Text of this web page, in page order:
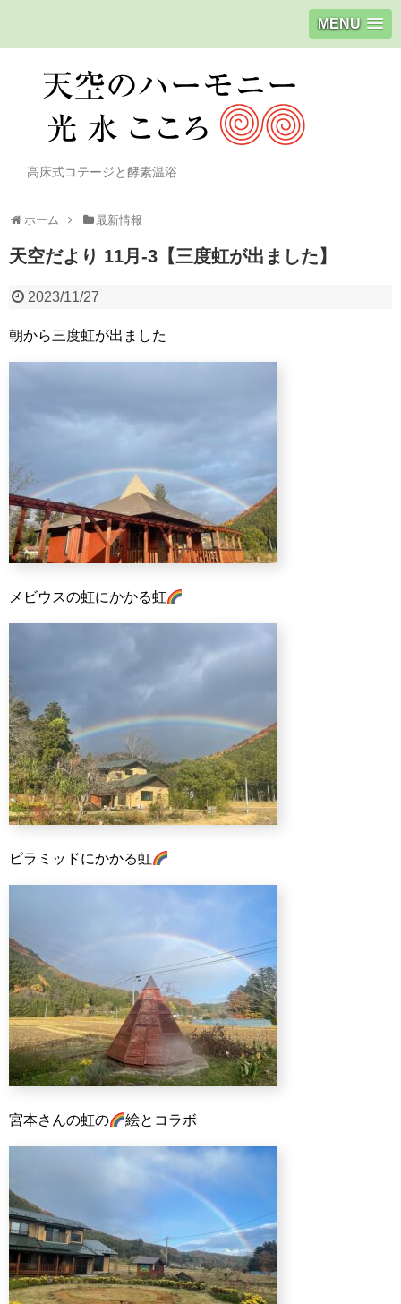
MENU
高床式コテージと酵素温浴
ホーム 最新情報
天空だより 11月-3【三度虹が出ました】
2023/11/27
朝から三度虹が出ました
メビウスの虹にかかる虹
ピラミッドにかかる虹
宮本さんの虹の 絵とコラボ